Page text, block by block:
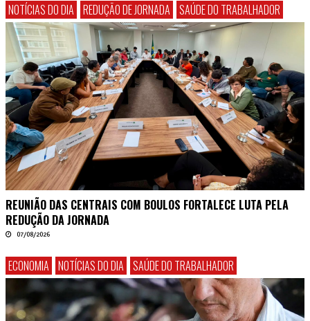
NOTÍCIAS DO DIA REDUÇÃO DE JORNADA SAÚDE DO TRABALHADOR
REUNIÃO DAS CENTRAIS COM BOULOS FORTALECE LUTA PELA
REDUÇÃO DA JORNADA
07/08/2026
ECONOMIA NOTÍCIAS DO DIA SAÚDE DO TRABALHADOR